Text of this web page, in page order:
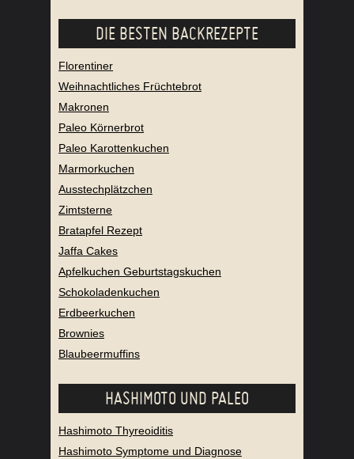
DIE BESTEN BACKREZEPTE
Florentiner
Weihnachtliches Früchtebrot
Makronen
Paleo Körnerbrot
Paleo Karottenkuchen
Marmorkuchen
Ausstechplätzchen
Zimtsterne
Bratapfel Rezept
Jaffa Cakes
Apfelkuchen Geburtstagskuchen
Schokoladenkuchen
Erdbeerkuchen
Brownies
Blaubeermuffins
HASHIMOTO UND PALEO
Hashimoto Thyreoiditis
Hashimoto Symptome und Diagnose